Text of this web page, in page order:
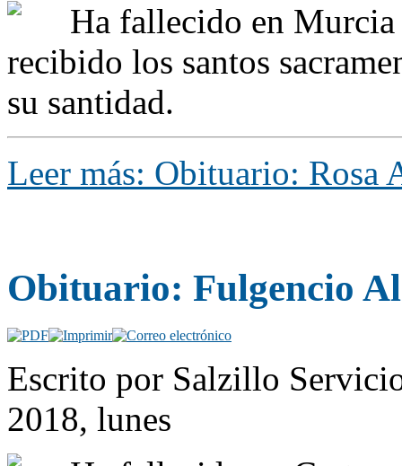
Ha fallecido en Murcia
recibido los santos
su santidad.
Leer más: Obituario: Rosa
Obituario: Fulgencio
Escrito por Salzillo
2018, lunes